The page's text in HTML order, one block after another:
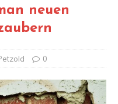
neuen
0